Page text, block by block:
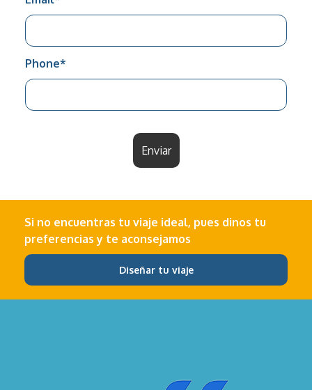
Phone*
Enviar
Si no encuentras tu viaje ideal, pues dinos tu
preferencias y te aconsejamos
Diseñar tu viaje